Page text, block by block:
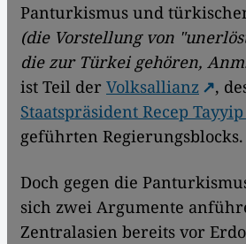
Panturkismus und
(die Vorstellung von
die zur Türkei gehören,
ist Teil der Volksallianz
,
Staatspräsident Recep
geführten Regierungsblocks.
Doch gegen die
sich zwei Argumente
Zentralasien bereits vor